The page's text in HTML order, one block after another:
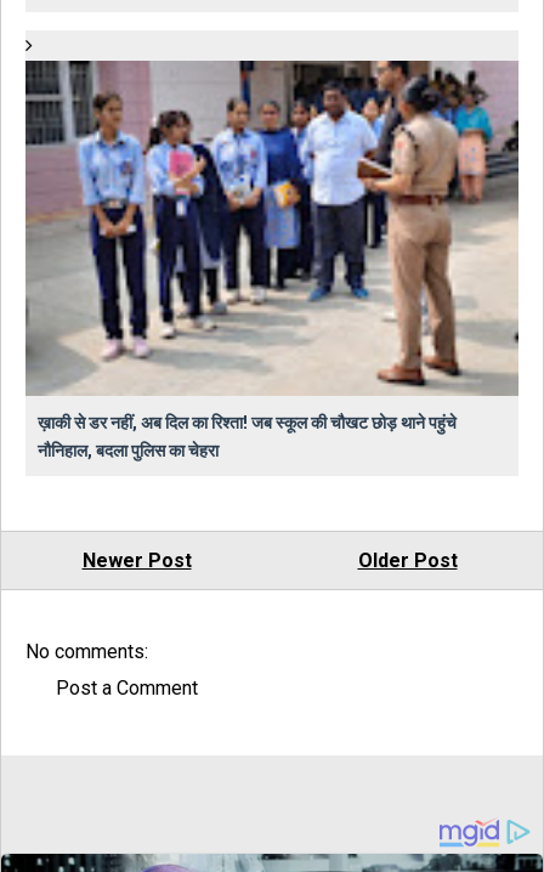
ख़ाकी से डर नहीं, अब दिल का रिश्ता! जब स्कूल की चौखट छोड़ थाने पहुंचे
नौनिहाल, बदला पुलिस का चेहरा
Newer Post Older Post
No comments:
Post a Comment